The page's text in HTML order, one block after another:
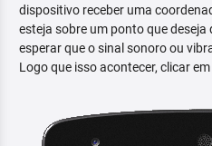
dispositivo receber uma
esteja sobre um ponto que
esperar que o sinal sonoro ou
Logo que isso acontecer, clicar